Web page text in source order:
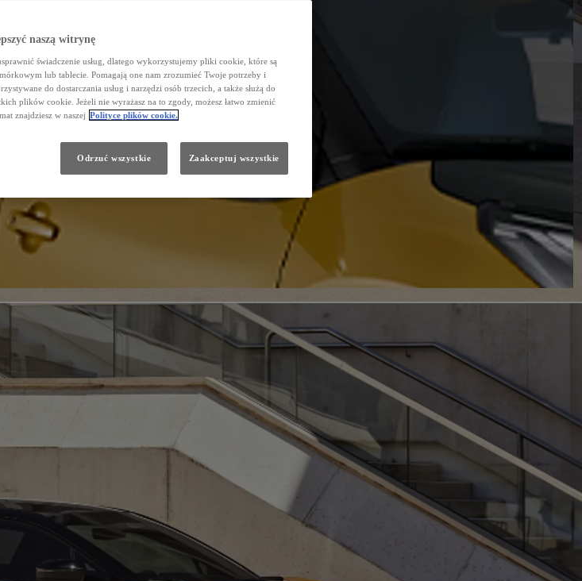
naszą witrynę
świadczenie usług, dlatego wykorzystujemy pliki cookie, które są
lub tablecie. Pomagają one nam zrozumieć Twoje potrzeby i
do dostarczania usług i narzędzi osób trzecich, a także służą do
plików cookie. Jeżeli nie wyrażasz na to zgody, możesz łatwo zmienić
znajdziesz w naszej Polityce plików cookie.
Odrzuć wszystkie Zaakceptuj wszystkie